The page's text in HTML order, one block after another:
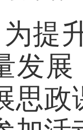
发布
为
量发